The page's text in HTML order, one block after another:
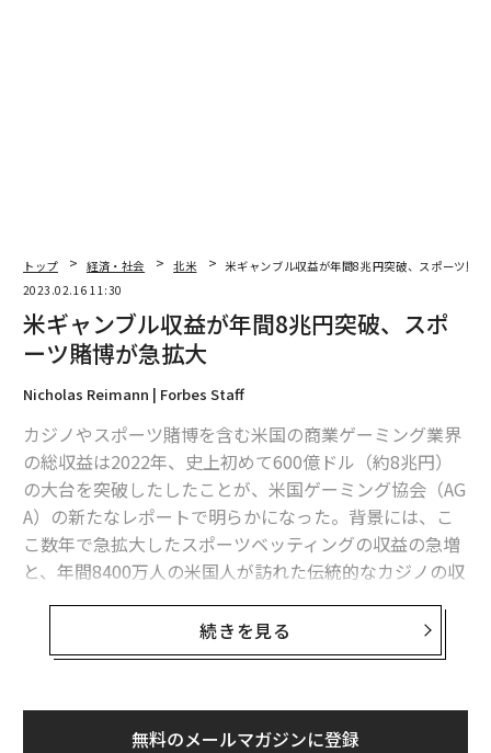
関連記事
富豪はどこに住んでいる？ ビリオネアが多い世界の10都市
日本長者番付、1位は柳井正 富豪50人の資産総額は前年の7割に
外国人が暮らしやすい都市 バレンシアが1位、東京はワースト9位
米30歳以下の民主党離れが鮮明、Z世代はバイデンに幻滅か
「世界最強パスポート」は今年も日本 英米の後退が顕著に
advertisement
トップ 経済・社会 北米
米ギャンブル収益が年間8兆円突破、スポーツ賭
2023.02.16 11:30
米ギャンブル収益が年間8兆円突破、スポ
ーツ賭博が急拡大
Nicholas Reimann | Forbes Staff
カジノやスポーツ賭博を含む米国の商業ゲーミング業界
の総収益は2022年、史上初めて600億ドル（約8兆円）
の大台を突破したしたことが、米国ゲーミング協会（AG
A）の新たなレポートで明らかになった。背景には、こ
こ数年で急拡大したスポーツベッティングの収益の急増
と、年間8400万人の米国人が訪れた伝統的なカジノの収
最大の稼ぎ頭であるスロットマシンは、総収益の半分以
し、2021年から5.1％増加した。2位のテーブルゲームの
収益は前年比13.9％増の100億ドル（約1兆3000億円）
続きを見る
無料のメールマガジンに登録